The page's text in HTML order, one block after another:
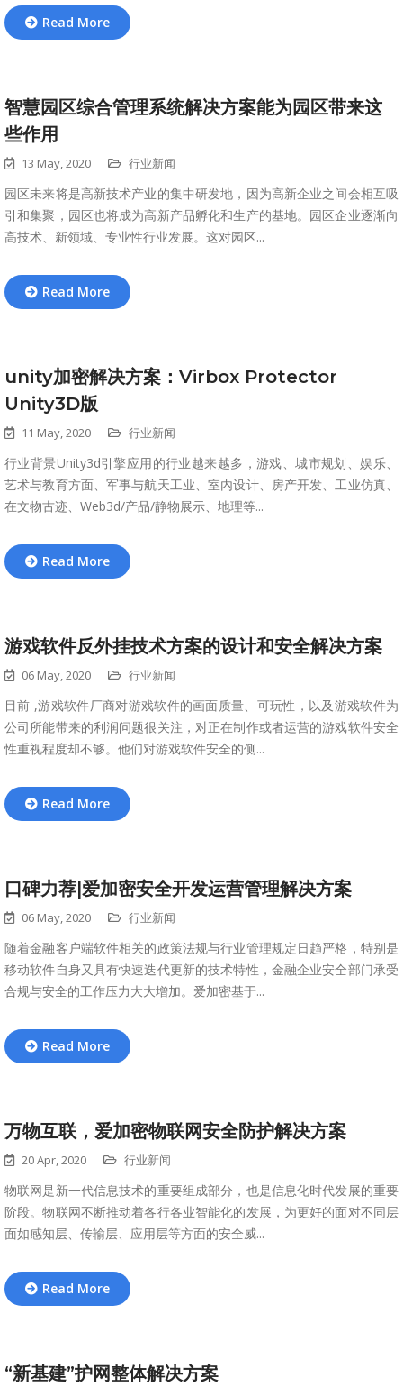
Read More
智慧园区综合管理系统解决方案能为园区带来这
些作用
13 May, 2020 行业新闻
园区未来将是高新技术产业的集中研发地，因为高新企业之间会相互吸
引和集聚，园区也将成为高新产品孵化和生产的基地。园区企业逐渐向
高技术、新领域、专业性行业发展。这对园区...
Read More
unity加密解决方案：Virbox Protector
Unity3D版
11 May, 2020 行业新闻
行业背景Unity3d引擎应用的行业越来越多，游戏、城市规划、娱乐、
艺术与教育方面、军事与航天工业、室内设计、房产开发、工业仿真、
在文物古迹、Web3d/产品/静物展示、地理等...
Read More
游戏软件反外挂技术方案的设计和安全解决方案
06 May, 2020 行业新闻
目前 ,游戏软件厂商对游戏软件的画面质量、可玩性，以及游戏软件为
公司所能带来的利润问题很关注，对正在制作或者运营的游戏软件安全
性重视程度却不够。他们对游戏软件安全的侧...
Read More
口碑力荐|爱加密安全开发运营管理解决方案
06 May, 2020 行业新闻
随着金融客户端软件相关的政策法规与行业管理规定日趋严格，特别是
移动软件自身又具有快速迭代更新的技术特性，金融企业安全部门承受
合规与安全的工作压力大大增加。爱加密基于...
Read More
万物互联，爱加密物联网安全防护解决方案
20 Apr, 2020 行业新闻
物联网是新一代信息技术的重要组成部分，也是信息化时代发展的重要
阶段。物联网不断推动着各行各业智能化的发展，为更好的面对不同层
面如感知层、传输层、应用层等方面的安全威...
Read More
“新基建”护网整体解决方案